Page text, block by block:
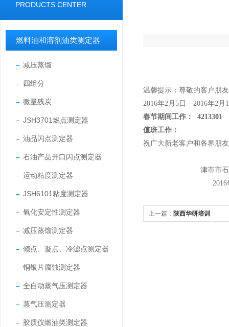
PRODUCTS CENTER
燃料油和溶剂油类测定器
减压蒸馏
四组分
微量残炭
JSH3701燃点测定器
油品闪点测定器
石油产品开口闪点测定器
运动粘度测定器
JSH6101粘度测定器
氧化安定性测定器
减压蒸馏测定器
倾点、凝点、冷滤点测定器
铜银片腐蚀测定器
全自动蒸气压测定器
蒸气压测定器
胶质仪燃油类测定器
温馨提示：尊敬的客户朋
2016年2月 5 日—2016年2月
春节期间工作：
4213301
值班工作：
祝广大新老客户和各界朋
津市市
2016
上一篇： 陕西华研培训